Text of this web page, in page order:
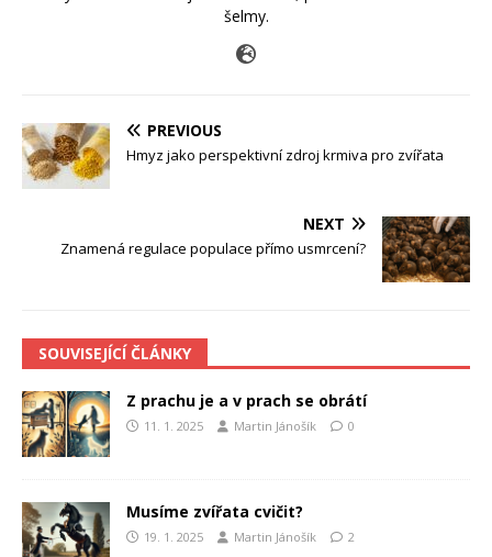
šelmy.
PREVIOUS
Hmyz jako perspektivní zdroj krmiva pro zvířata
NEXT
Znamená regulace populace přímo usmrcení?
SOUVISEJÍCÍ ČLÁNKY
Z prachu je a v prach se obrátí
11. 1. 2025 Martin Jánošík 0
Musíme zvířata cvičit?
19. 1. 2025 Martin Jánošík 2